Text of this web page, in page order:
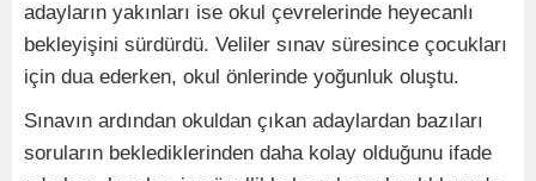
adayların yakınları ise okul çevrelerinde heyecanlı
bekleyişini sürdürdü. Veliler sınav süresince çocukları
için dua ederken, okul önlerinde yoğunluk oluştu.
Sınavın ardından okuldan çıkan adaylardan bazıları
soruların beklediklerinden daha kolay olduğunu ifade